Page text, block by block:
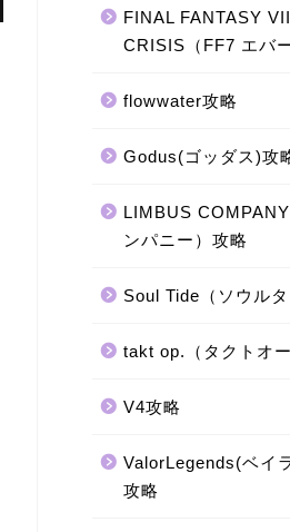
FINAL FANTASY
CRISIS（FF7 エバ
flowwater攻略
Godus(ゴッダス)攻
LIMBUS
ンパニー）攻略
Soul Tide（ソウル
takt op.（タクトオ
V4攻略
ValorLegends(ベイ
攻略